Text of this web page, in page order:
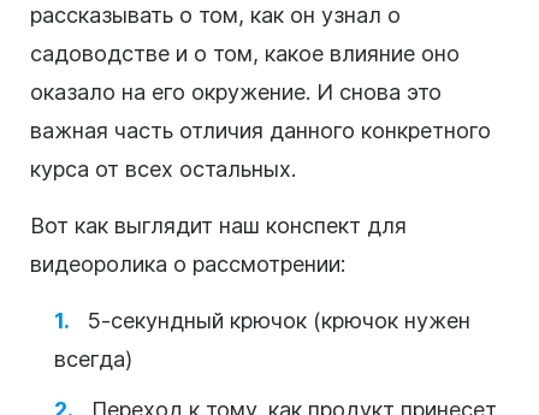
рассказывать о том, как он узнал о
садоводстве и о том, какое влияние оно
оказало на его окружение. И снова это
важная часть отличия данного конкретного
курса от всех остальных.
Вот как выглядит наш конспект для
видеоролика о рассмотрении:
5-секундный крючок (крючок нужен
всегда)
Переход к тому, как продукт принесет